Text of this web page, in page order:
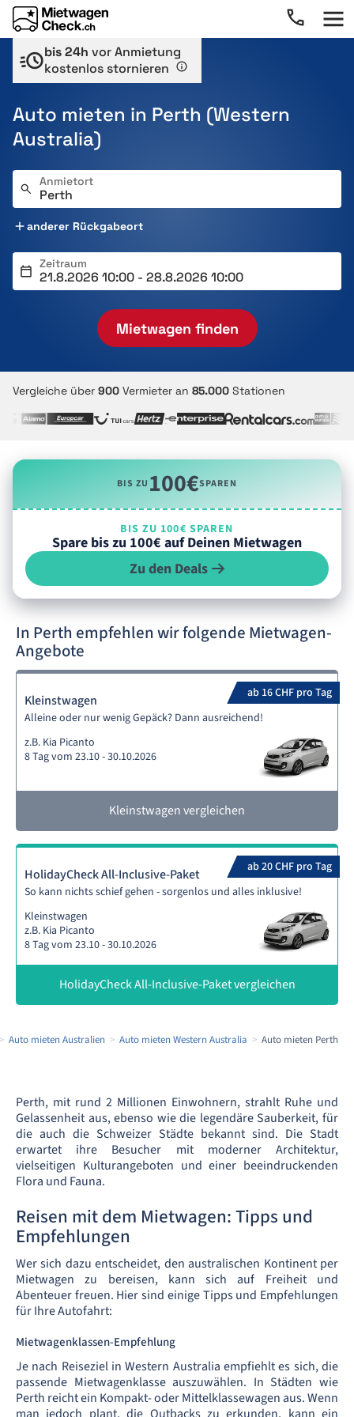
bis 24h vor Anmietung
kostenlos stornieren
Auto mieten in Perth (Western
Australia)
Anmietort
anderer Rückgabeort
Zeitraum
Mietwagen finden
Vergleiche über 900 Vermieter an 85.000 Stationen
BIS ZU100€SPAREN
BIS ZU 100€ SPAREN
Spare bis zu 100€ auf Deinen Mietwagen
Zu den Deals
In Perth empfehlen wir folgende Mietwagen-
Angebote
ab 16 CHF pro Tag
Kleinstwagen
Alleine oder nur wenig Gepäck? Dann ausreichend!
z.B. Kia Picanto
8 Tag vom 23.10 - 30.10.2026
Kleinstwagen vergleichen
ab 20 CHF pro Tag
HolidayCheck All-Inclusive-Paket
So kann nichts schief gehen - sorgenlos und alles inklusive!
Kleinstwagen
z.B. Kia Picanto
8 Tag vom 23.10 - 30.10.2026
HolidayCheck All-Inclusive-Paket vergleichen
Auto mieten Australien Auto mieten Western Australia Auto mieten Perth
Perth, mit rund 2 Millionen Einwohnern, strahlt Ruhe und
Gelassenheit aus, ebenso wie die legendäre Sauberkeit, für
die auch die Schweizer Städte bekannt sind. Die Stadt
erwartet ihre Besucher mit moderner Architektur,
vielseitigen Kulturangeboten und einer beeindruckenden
Flora und Fauna.
Reisen mit dem Mietwagen: Tipps und
Empfehlungen
Wer sich dazu entscheidet, den australischen Kontinent per
Mietwagen zu bereisen, kann sich auf Freiheit und
Abenteuer freuen. Hier sind einige Tipps und Empfehlungen
für Ihre Autofahrt:
Mietwagenklassen-Empfehlung
Je nach Reiseziel in Western Australia empfiehlt es sich, die
passende Mietwagenklasse auszuwählen. In Städten wie
Perth reicht ein Kompakt- oder Mittelklassewagen aus. Wenn